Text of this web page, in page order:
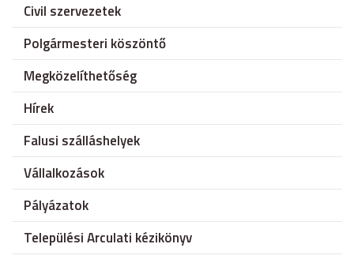
Civil szervezetek
Polgármesteri köszöntő
Megközelíthetőség
Hírek
Falusi szálláshelyek
Vállalkozások
Pályázatok
Települési Arculati kézikönyv